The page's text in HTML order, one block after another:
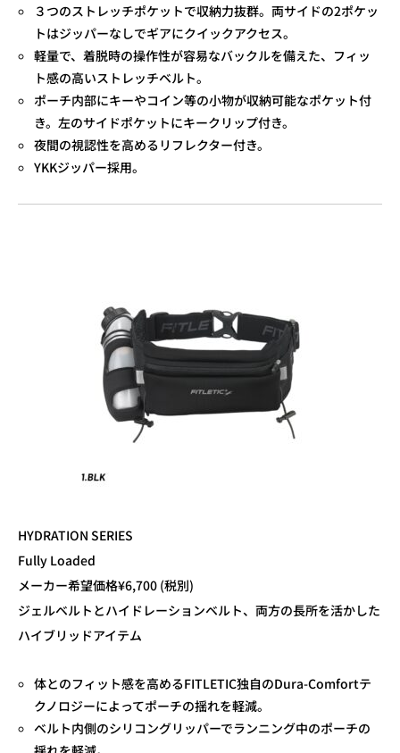
３つのストレッチポケットで収納力抜群。両サイドの2ポケッ
トはジッパーなしでギアにクイックアクセス。
軽量で、着脱時の操作性が容易なバックルを備えた、フィッ
ト感の高いストレッチベルト。
ポーチ内部にキーやコイン等の小物が収納可能なポケット付
き。左のサイドポケットにキークリップ付き。
夜間の視認性を高めるリフレクター付き。
YKKジッパー採用。
HYDRATION SERIES
Fully Loaded
メーカー希望価格¥6,700 (税別)
ジェルベルトとハイドレーションベルト、両方の長所を活かした
ハイブリッドアイテム
体とのフィット感を高めるFITLETIC独自のDura-Comfortテ
クノロジーによってポーチの揺れを軽減。
ベルト内側のシリコングリッパーでランニング中のポーチの